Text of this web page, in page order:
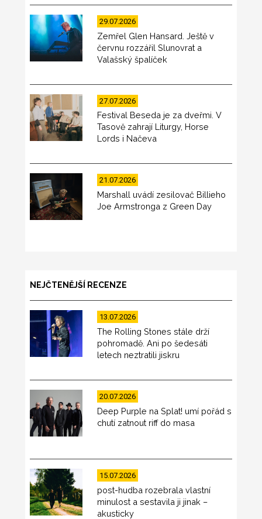
29.07.2026
Zemřel Glen Hansard. Ještě v
červnu rozzářil Slunovrat a
Valašský špalíček
27.07.2026
Festival Beseda je za dveřmi. V
Tasově zahrají Liturgy, Horse
Lords i Načeva
21.07.2026
Marshall uvádí zesilovač Billieho
Joe Armstronga z Green Day
NEJČTENĚJŠÍ RECENZE
13.07.2026
The Rolling Stones stále drží
pohromadě. Ani po šedesáti
letech neztratili jiskru
20.07.2026
Deep Purple na Splat! umí pořád s
chutí zatnout riff do masa
15.07.2026
post-hudba rozebrala vlastní
minulost a sestavila ji jinak –
akusticky